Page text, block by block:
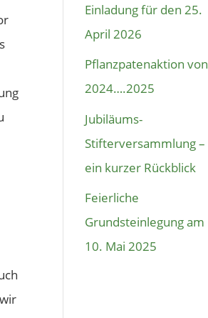
Einladung für den 25.
April 2026
Pflanzpatenaktion von
2024….2025
Jubiläums-
Stifterversammlung –
ein kurzer Rückblick
Feierliche
Grundsteinlegung am
10. Mai 2025